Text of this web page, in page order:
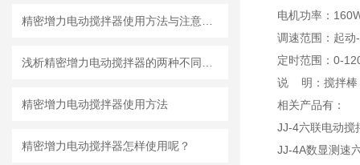
精密增力电动搅拌器使用方法
精密增力电动搅拌器怎样使用呢？
电机功率：
调速范围：起
定时范围：0-
说 明：搅拌棒
相关产品有：
JJ-4六联电动搅
JJ-4A数显测速